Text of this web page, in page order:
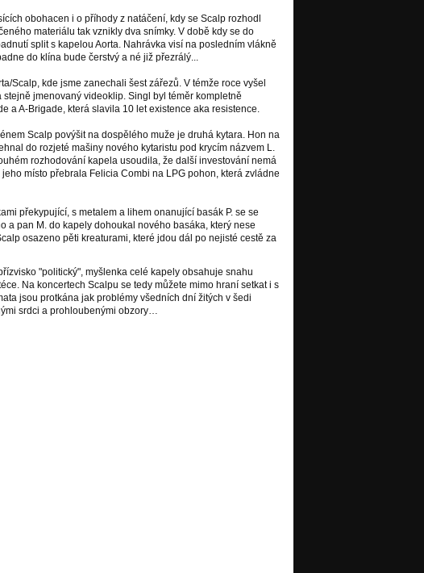
obohacen i o příhody z natáčení, kdy se Scalp rozhodl
materiálu tak vznikly dva snímky. V době kdy se do
split s kapelou Aorta. Nahrávka visí na posledním vlákně
do klína bude čerstvý a né již přezrálý...
Scalp, kde jsme zanechali šest zářezů. V témže roce vyšel
jmenovaný videoklip. Singl byl téměr kompletně
a A-Brigade, která slavila 10 let existence aka resistence.
Scalp povýšit na dospělého muže je druhá kytara. Hon na
do rozjeté mašiny nového kytaristu pod krycím názvem L.
rozhodování kapela usoudila, že další investování nemá
místo přebrala Felicia Combi na LPG pohon, která zvládne
překypující, s metalem a lihem onanující basák P. se se
a pan M. do kapely dohoukal nového basáka, který nese
osazeno pěti kreaturami, které jdou dál po nejisté cestě za
"politický", myšlenka celé kapely obsahuje snahu
Na koncertech Scalpu se tedy můžete mimo hraní setkat i s
jsou protkána jak problémy všedních dní žitých v šedi
srdci a prohloubenými obzory…